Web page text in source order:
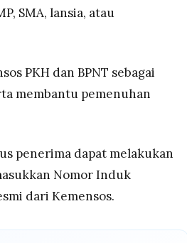
SMA, lansia, atau
PKH dan BPNT sebagai
membantu pemenuhan
penerima dapat melakukan
Nomor Induk
dari Kemensos.